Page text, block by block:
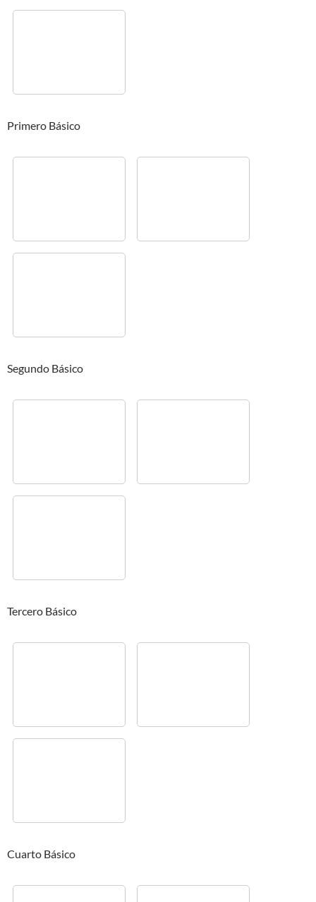
Primero Básico
Segundo Básico
Tercero Básico
Cuarto Básico